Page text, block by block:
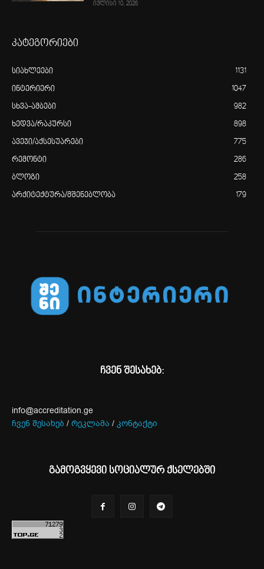
ივლისი 10, 2026
კატეგორიები
სიახლეები 1131
ინტერიერი 1047
სხვა-ამბები 982
ხედვა/რაკურსი 898
ავეჯი/აქსესუარები 775
რემონტი 286
ბლოგი 258
არქიტექტურა/მშენებლობა 179
ჩვენ შესახებ:
info@accreditation.ge
ჩვენ შესახებ / რეკლამა / კონტაქტი
გამოგვყევი სოციალურ ქსელებში